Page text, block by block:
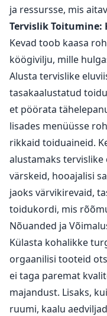
ja ressursse, mis
Tervislik Toitumine:
Kevad toob kaasa
köögivilju, mille
Alusta tervislike
tasakaalustatud
et pöörata
lisades menüüsse
rikkaid toiduaineid.
alustamaks tervislike
värskeid, hooajalisi
jaoks värvikirevaid,
toidukordi, mis
Nõuanded ja
Külasta kohalikke
orgaanilisi tooteid
ei taga paremat
majandust. Lisaks,
ruumi, kaalu